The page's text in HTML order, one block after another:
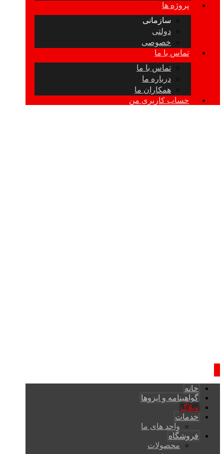
پروژه ها
سازمانی
دولتی
خصوصی
تماس با ما
تماس با ما
درباره ما
همکاران ما
حساب کاربری من
خانه
گواهینامه و ایزوها
وبلاگ
خدمات
واحد های ما
فروشگاه
محصولات